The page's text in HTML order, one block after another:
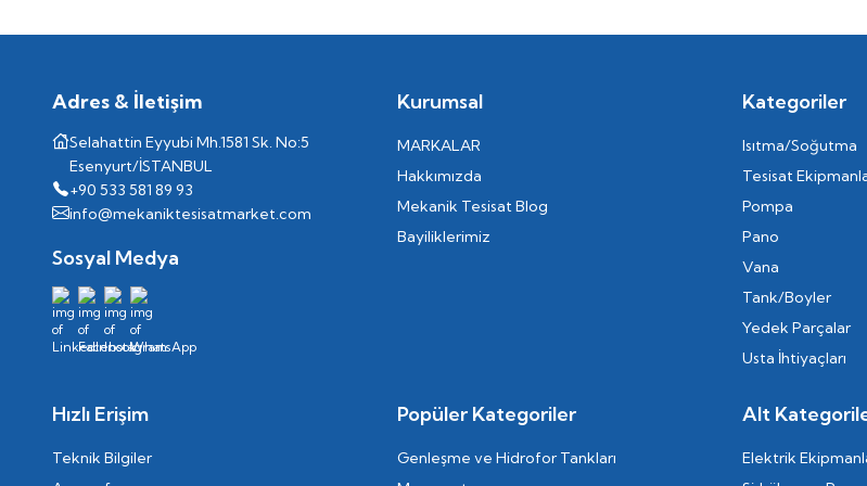
Adres & İletişim
Selahattin Eyyubi Mh.1581 Sk. No:5
Esenyurt/İSTANBUL
+90 533 581 89 93
info@mekaniktesisatmarket.com
Sosyal Medya
Kurumsal
MARKALAR
Hakkımızda
Mekanik Tesisat Blog
Bayiliklerimiz
Kategoriler
Isıtma/Soğutma
Tesisat
Pompa
Pano
Vana
Tank/Boyler
Yedek Parçalar
Usta İhtiyaçları
Hızlı Erişim
Teknik Bilgiler
Popüler Kategoriler
Genleşme ve Hidrofor Tankları
Alt
Elektrik